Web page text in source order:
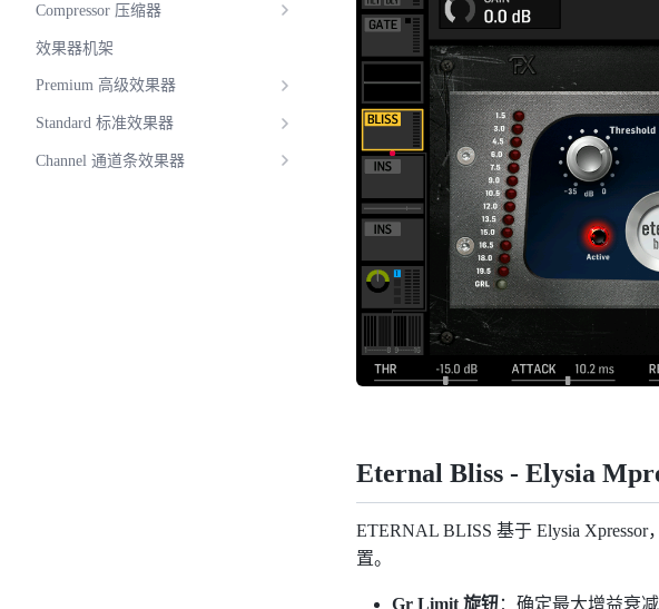
Compressor 压缩器
效果器机架
Premium 高级效果器
Standard 标准效果器
Channel 通道条效果器
Eternal Bliss - Elysia
ETERNAL BLISS 基于 Elysia
置。
Gr Limit 旋钮：确定最大增益衰